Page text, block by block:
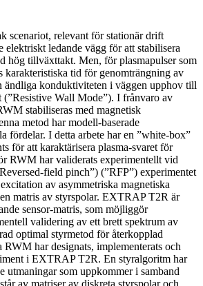
scenariot, relevant för stationär drift
elektriskt ledande vägg för att stabilisera
hög tillväxttakt. Men, för plasmapulser som
karakteristiska tid för genomträngning av
ändliga konduktiviteten i väggen upphov till
(”Resistive Wall Mode”). I frånvaro av
stabiliseras med magnetisk
metod har modell-baserade
fördelar. I detta arbete har en ”white-box”
för att karaktärisera plasma-svaret för
RWM har validerats experimentellt vid
field pinch”) (”RFP”) experimentet
av asymmetriska magnetiska
matris av styrspolar. EXTRAP T2R är
sensor-matris, som möjliggör
validering av ett brett spektrum av
optimal styrmetod för återkopplad
har designats, implementerats och
i EXTRAP T2R. En styralgoritm har
utmaningar som uppkommer i samband
av matriser av diskreta styrspolar och